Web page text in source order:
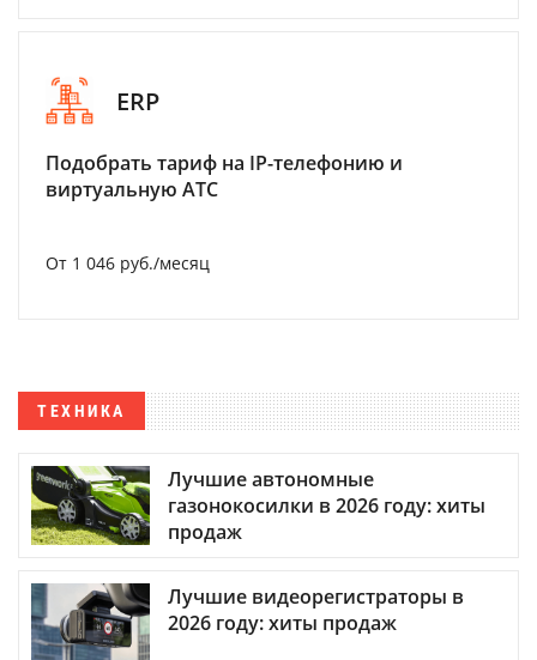
ERP
Подобрать тариф на IP-телефонию и
виртуальную АТС
От 1 046 руб./месяц
ТЕХНИКА
Лучшие автономные
газонокосилки в 2026 году: хиты
продаж
Лучшие видеорегистраторы в
2026 году: хиты продаж